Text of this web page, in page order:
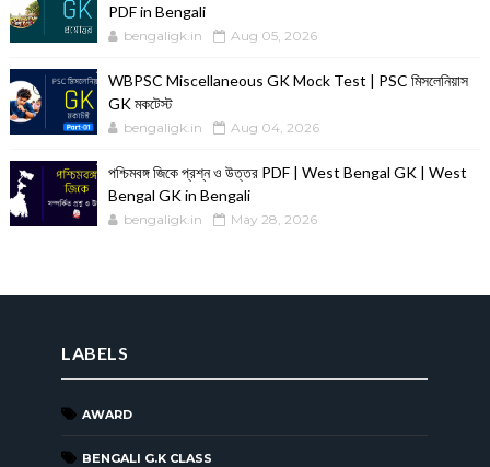
PDF in Bengali
bengaligk.in Aug 05, 2026
WBPSC Miscellaneous GK Mock Test | PSC মিসলেনিয়াস
GK মকটেস্ট
bengaligk.in Aug 04, 2026
পশ্চিমবঙ্গ জিকে প্রশ্ন ও উত্তর PDF | West Bengal GK | West
Bengal GK in Bengali
bengaligk.in May 28, 2026
LABELS
AWARD
BENGALI G.K CLASS